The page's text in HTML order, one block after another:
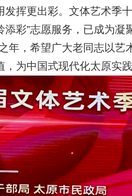
挥更出彩。文体艺术季
彩”志愿服务，已成为凝
年，希望广大老同志以艺
为中国式现代化太原实践